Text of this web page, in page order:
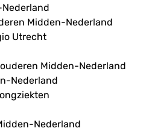
Midden-Nederland
Utrecht
Midden-Nederland
Nederland
Nederland